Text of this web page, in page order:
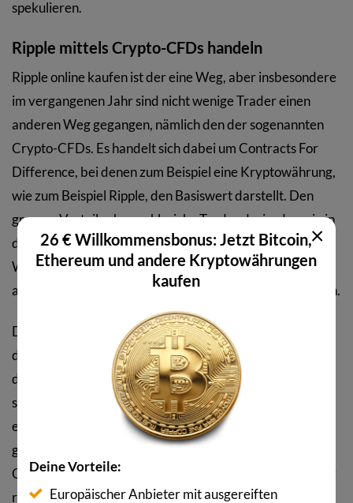
spekulieren.
Ripple mittels Crypto-CFDs handeln
Ripple online kaufen ist der eine Weg, aber insbesondere
im vergangenen Jahr sind nicht wenige Trader einen
anderen Weg gegangen, nämlich den der sogenannten
Crypto-CFDs. Es handelt sich dabei um Contracts For
Difference, bei denen zum Beispiel eine Kryptowährung,
wie zum Beispiel Ripple, den Basiswert darstellt. Den
grossen Vorteil sehen zahlreiche Trader darin, dass sie in
diesem Fall nicht Ripple online kaufen und extra ein
Wallet einrichten müssen, sondern stattdessen reicht es
aus, ein Handelskonto bei einem CFD-Broker zu besitzen.
Der grundlegende Unterschied zum Ripple handeln über
die Cryptocoin-Börsen besteht allerdings darin, dass in
diesem Fall keine Coin Bestände generiert werden,
sondern stattdessen spekulieren Sie mit den
entsprechenden CFDs auf Kursveränderungen. Vorteile
gibt es natürlich ebenfalls, denn im Gegensatz zu den
Cryptocoin Börsen sind die weitaus meisten CFD-Broker
reguliert und es besteht über die entsprechenden
26 € Willkommensbonus: Jetzt Bitcoin,
Ethereum und andere Kryptowährungen
kaufen
Deine Vorteile:
Europäischer Anbieter mit ausgereiften
×